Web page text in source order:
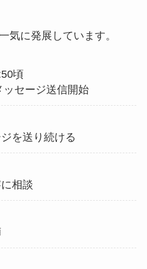
気に発展しています。
頃
セージ送信開始
を送り続ける
相談